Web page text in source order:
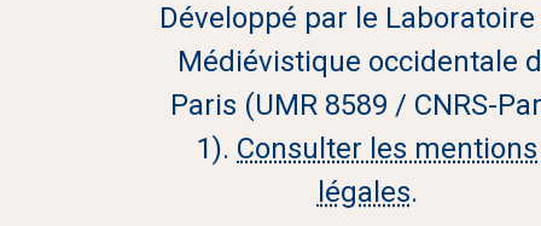
Développé par le
Médiévistique occidentale
Paris (UMR 8589 / CNRS-
1). Consulter les mentions
légales.